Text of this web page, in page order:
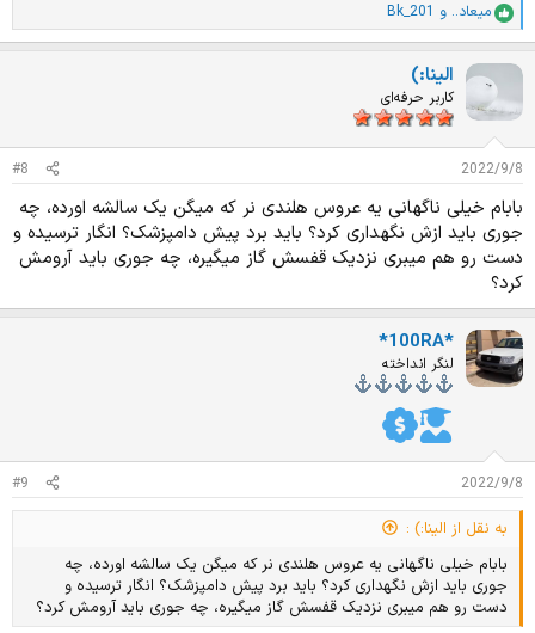
ا
م
ت
ز
ت
:
میعاد.. و Bk_201
الینا:)
کاربر حرفه‌ای
2022/9/8
#8
بابام خیلی ناگهانی یه عروس هلندی نر که میگن یک سالشه اورده، چه
جوری باید ازش نگهداری کرد؟ باید برد پیش دامپزشک؟ انگار ترسیده و
دست رو هم میبری نزدیک قفسش گاز میگیره، چه جوری باید آرومش
کرد؟
*100RA*
لنگر انداخته
2022/9/8
#9
به نقل از الینا:) :
بابام خیلی ناگهانی یه عروس هلندی نر که میگن یک سالشه اورده، چه
جوری باید ازش نگهداری کرد؟ باید برد پیش دامپزشک؟ انگار ترسیده و
دست رو هم میبری نزدیک قفسش گاز میگیره، چه جوری باید آرومش کرد؟